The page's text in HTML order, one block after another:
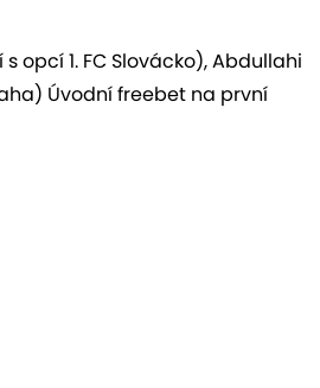
opcí 1. FC Slovácko), Abdullahi
Úvodní freebet na první